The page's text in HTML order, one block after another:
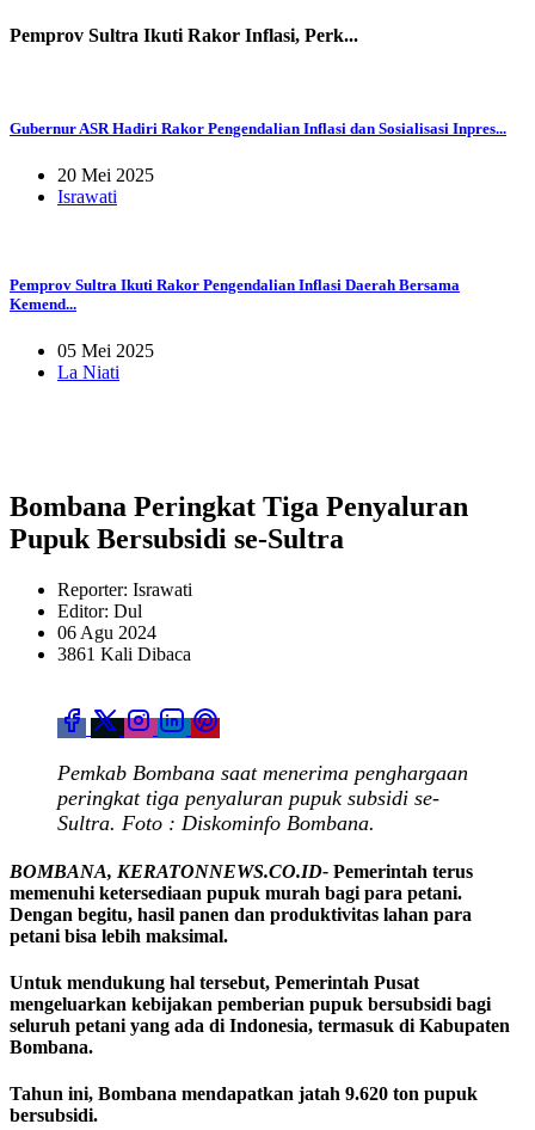
Pemprov Sultra Ikuti Rakor Inflasi, Perk...
Gubernur ASR Hadiri Rakor Pengendalian Inflasi dan Sosialisasi Inpres...
20 Mei 2025
Israwati
Pemprov Sultra Ikuti Rakor Pengendalian Inflasi Daerah Bersama
Kemend...
05 Mei 2025
La Niati
Bombana Peringkat Tiga Penyaluran
Pupuk Bersubsidi se-Sultra
Reporter: Israwati
Editor: Dul
06 Agu 2024
3861 Kali Dibaca
Pemkab Bombana saat menerima penghargaan
peringkat tiga penyaluran pupuk subsidi se-
Sultra. Foto : Diskominfo Bombana.
BOMBANA, KERATONNEWS.CO.ID- Pemerintah terus
memenuhi ketersediaan pupuk murah bagi para petani.
Dengan begitu, hasil panen dan produktivitas lahan para
petani bisa lebih maksimal.
Untuk mendukung hal tersebut, Pemerintah Pusat
mengeluarkan kebijakan pemberian pupuk bersubsidi bagi
seluruh petani yang ada di Indonesia, termasuk di Kabupaten
Bombana.
Tahun ini, Bombana mendapatkan jatah 9.620 ton pupuk
bersubsidi.